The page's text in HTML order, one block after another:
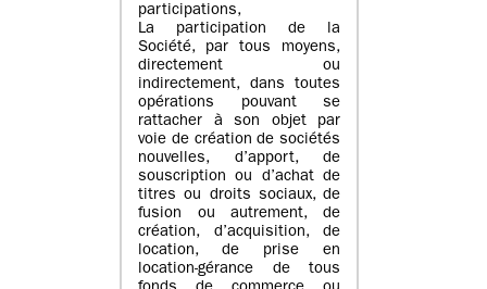
participations,
La participation de la
Société, par tous moyens,
directement ou
indirectement, dans toutes
opérations pouvant se
rattacher à son objet par
voie de création de sociétés
nouvelles, d’apport, de
souscription ou d’achat de
titres ou droits sociaux, de
fusion ou autrement, de
création, d’acquisition, de
location, de prise en
location-gérance de tous